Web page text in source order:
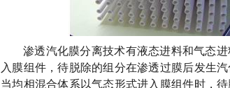
渗透汽化膜分离技术有液态进料和气态
入膜组件，待脱除的组分在渗透过膜后发生
当均相混合体系以气态形式进入膜组件时，